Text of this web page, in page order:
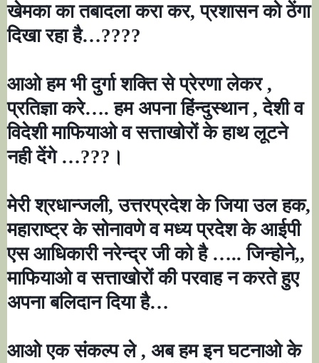
खेमका का तबादला करा कर,प्रशासन को ठेंगा
दिखा रहा है…????
आओ हम भी दुर्गा शक्ति से प्रेरणा लेकर ,
प्रतिज्ञा करे….हम अपना हिंन्दुस्थान ,देशी व
विदेशी माफियाओ व सत्ताखोरों के हाथ लूटने
नही देंगे …??? ।
मेरी श्रधान्जली,उत्तरप्रदेश के जिया उल हक,
महाराष्ट्र के सोनावणे व मध्य प्रदेश के आईपी
एस आधिकारी नरेन्द्र जी को है …..जिन्होने,,
माफियाओ व सत्ताखोरों की परवाह न करते हुए
अपना बलिदान दिया है…
आओ एक संकल्प ले , अब हम इन घटनाओ के